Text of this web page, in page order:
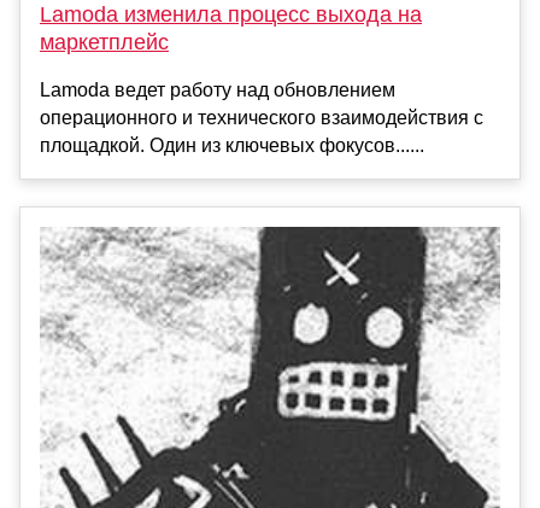
Lamoda изменила процесс выхода на
маркетплейс
Lamoda ведет работу над обновлением
операционного и технического взаимодействия с
площадкой. Один из ключевых фокусов......